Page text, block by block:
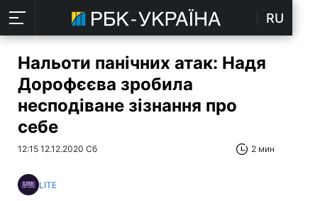
RU
Нальоти панічних атак: Надя
Дорофєєва зробила
несподіване зізнання про
себе
12:15 12.12.2020 Сб 2 мин
LITE